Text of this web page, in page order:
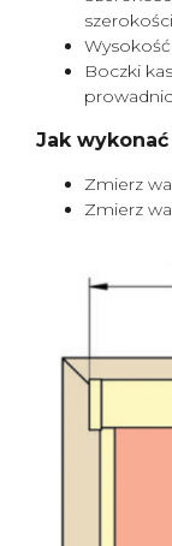
Boczki
Jak
Zmierz
Zmierz